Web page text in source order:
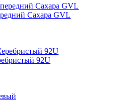
Сахара GVL
92U